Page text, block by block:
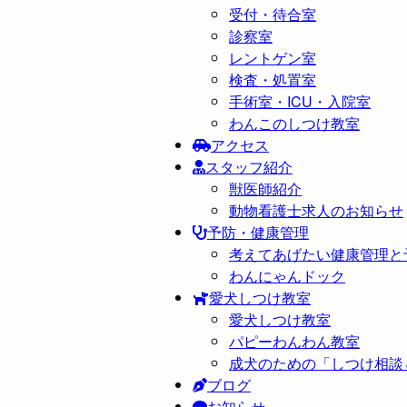
受付・待合室
診察室
レントゲン室
検査・処置室
手術室・ICU・入院室
わんこのしつけ教室
アクセス
スタッフ紹介
獣医師紹介
動物看護士求人のお知らせ
予防・健康管理
考えてあげたい健康管理
わんにゃんドック
愛犬しつけ教室
愛犬しつけ教室
パピーわんわん教室
成犬のための「しつけ相談
ブログ